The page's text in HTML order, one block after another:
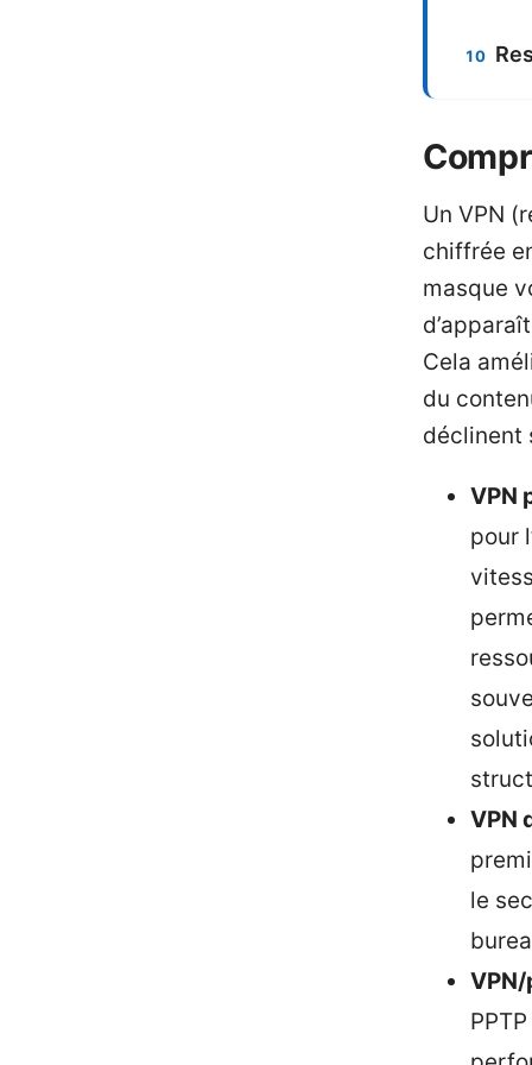
Un VPN
chiffrée
masque
Cela
du
déclinent
VPN
pour
VPN
le